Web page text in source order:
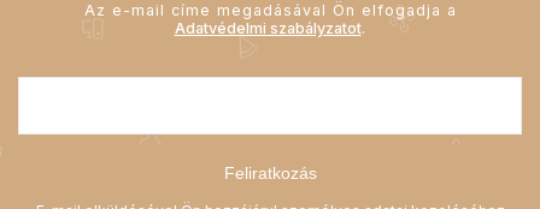
Az e-mail címe megadásával Ön elfogadja a
Adatvédelmi szabályzatot.
Feliratkozás